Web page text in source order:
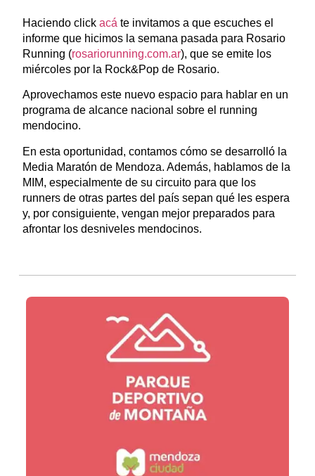
Haciendo click acá te invitamos a que escuches el
informe que hicimos la semana pasada para Rosario
Running (rosariorunning.com.ar), que se emite los
miércoles por la Rock&Pop de Rosario.
Aprovechamos este nuevo espacio para hablar en un
programa de alcance nacional sobre el running
mendocino.
En esta oportunidad, contamos cómo se desarrolló la
Media Maratón de Mendoza. Además, hablamos de la
MIM, especialmente de su circuito para que los
runners de otras partes del país sepan qué les espera
y, por consiguiente, vengan mejor preparados para
afrontar los desniveles mendocinos.